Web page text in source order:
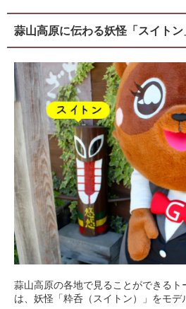
蒜山高原に伝わる妖怪「スイトン
蒜山高原の各地で見ることができるト
は、妖怪「粋呑（スイトン）」をモデ